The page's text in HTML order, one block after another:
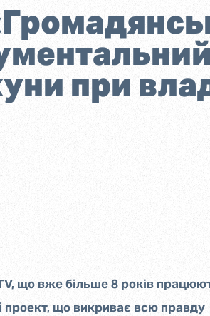
при
що вже більше 8 років
проект, що викриває всю правду